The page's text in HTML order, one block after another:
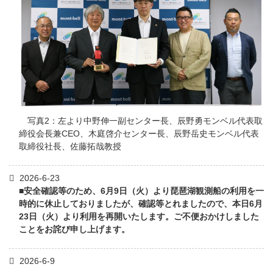
写真2：左より中野伸一副センター長、辰野勇モンベル代表取
締役会長兼CEO、木庭啓介センター長、辰野岳史モンベル代表
取締役社長、佐藤拓哉教授
2026-6-23
■安全確認等のため、6月9日（火）より琵琶湖観測船の利用を一
時的に休止しておりましたが、確認等とれましたので、本日6月
23日（火）より利用を再開いたします。ご不便おかけしました
ことをお詫び申し上げます。
2026-6-9